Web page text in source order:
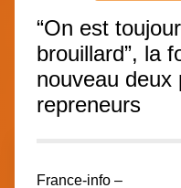
“On est
brouillard”, la
nouveau deux
repreneurs
France-info –